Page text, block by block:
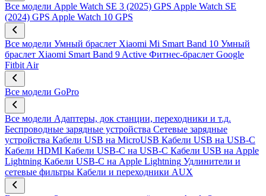
Все модели Apple Watch SE 3 (2025) GPS Apple Watch SE
(2024) GPS Apple Watch 10 GPS
Все модели Умный браслет Xiaomi Mi Smart Band 10 Умный
браслет Xiaomi Smart Band 9 Active Фитнес-браслет Google
Fitbit Air
Все модели GoPro
Все модели Адаптеры, док станции, переходники и т.д.
Беспроводные зарядные устройства Сетевые зарядные
устройства Кабели USB на MicroUSB Кабели USB на USB-C
Кабели HDMI Кабели USB-C на USB-C Кабели USB на Apple
Lightning Кабели USB-C на Apple Lightning Удлинители и
сетевые фильтры Кабели и переходники AUX